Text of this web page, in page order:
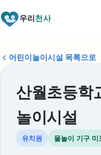
우리천사
어린이놀이시설 목록으로
산월초등학
놀이시설
유치원 물놀이 기구 미